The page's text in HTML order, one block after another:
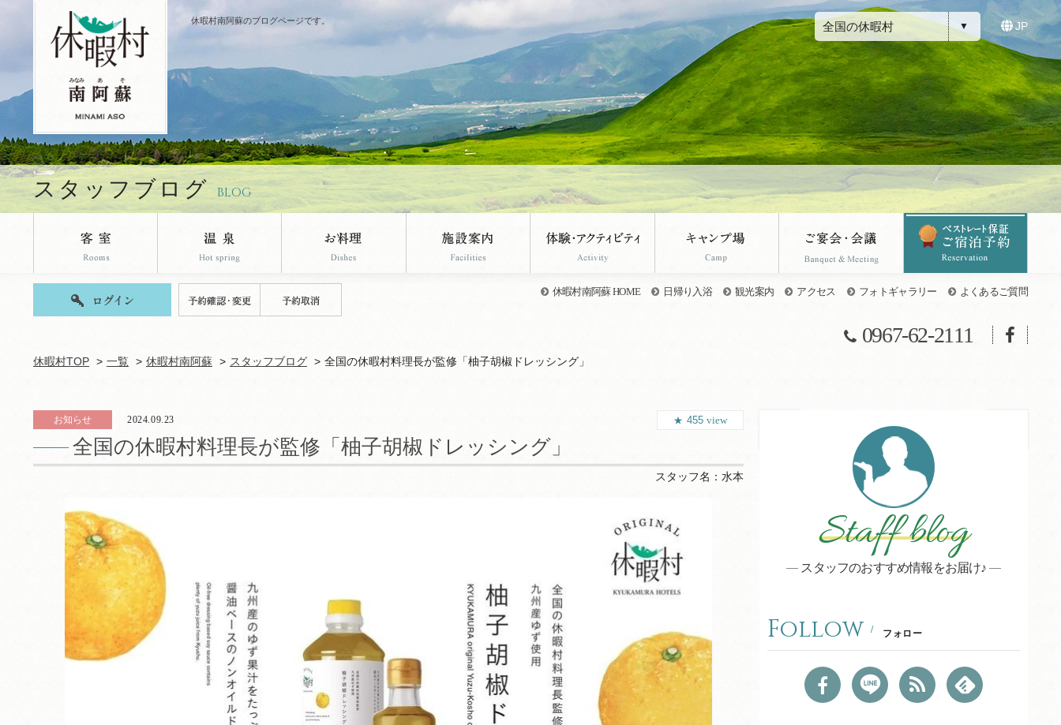
休暇村南阿蘇のブログページです。 全国の休暇村 JP
スタッフブログ BLOG
休暇村南阿蘇 HOME 日帰り入浴 観光案内 アクセス フォトギャラリー よくあるご質問
0967-62-2111
休暇村TOP 一覧 休暇村南阿蘇 スタッフブログ 全国の休暇村料理長が監修「柚子胡椒ドレッシング」
お知らせ 2024.09.23
全国の休暇村料理長が監修「柚子胡椒ドレッシング」
455 view
スタッフ名： 水本
Staff blog
スタッフのおすすめ情報をお届け♪
Follow フォロー